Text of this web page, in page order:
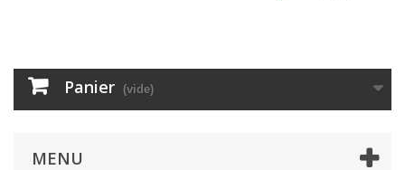
Panier (vide)
MENU